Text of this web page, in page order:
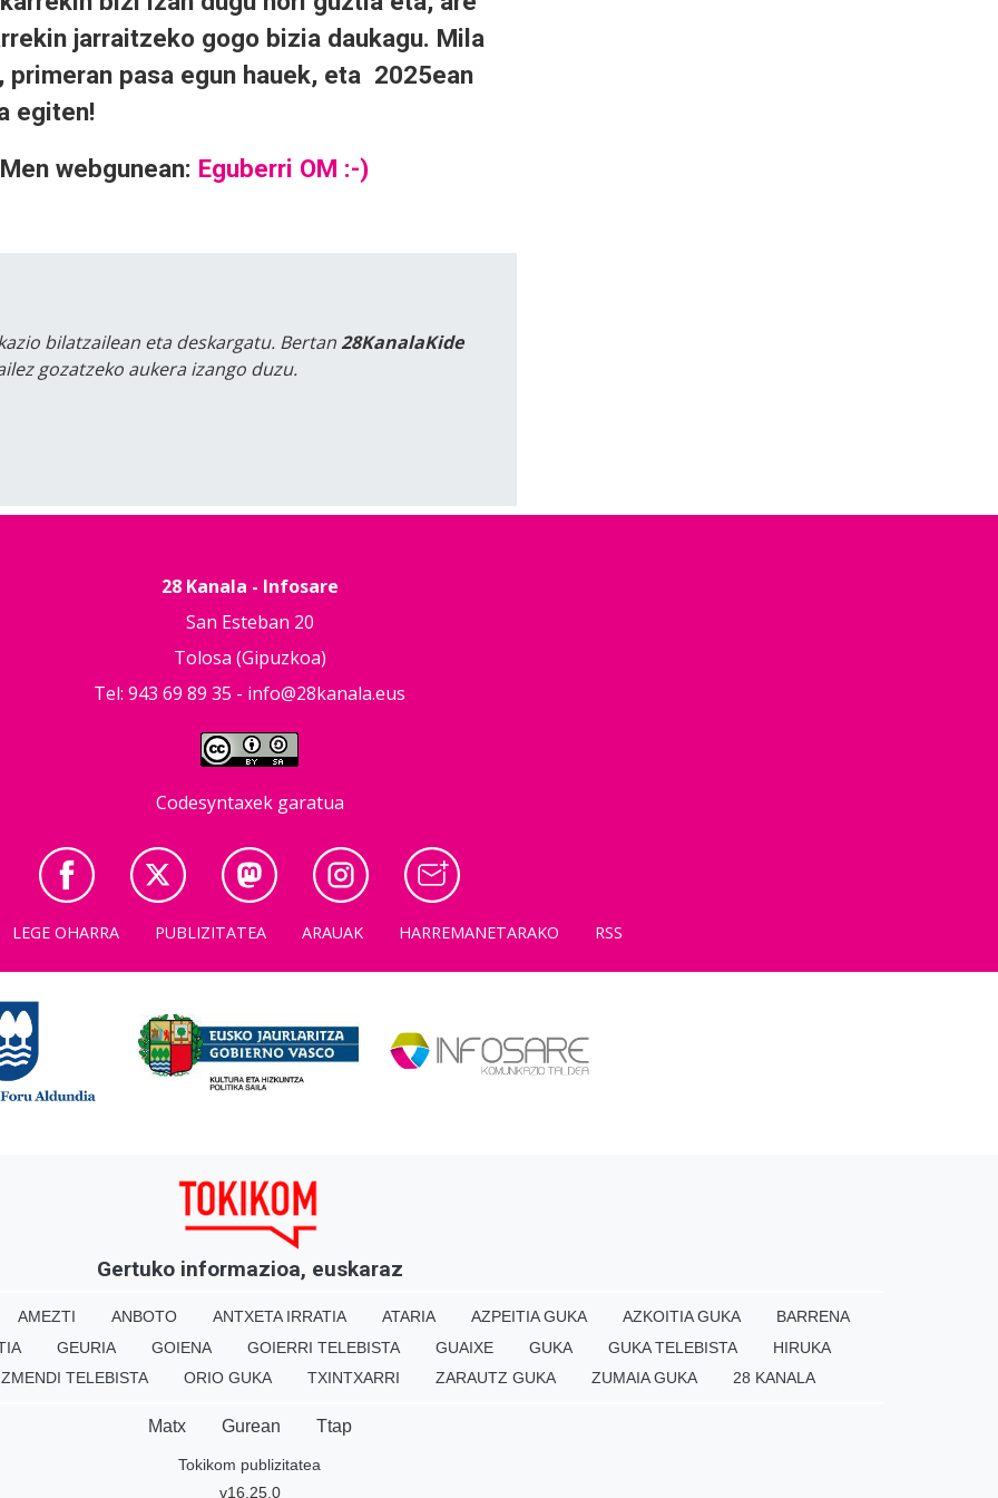
jarraitzeko gogo bizia daukagu. Mila
pasa egun hauek, eta 2025ean
egiten!
webgunean: Eguberri OM :-)
bilatzailean eta deskargatu. Bertan28KanalaKide
gozatzeko aukera izango duzu.
28 Kanala - Infosare
San Esteban 20
Tolosa (Gipuzkoa)
Tel: 943 69 89 35 - info@28kanala.eus
Codesyntaxek garatua
LEGE OHARRA PUBLIZITATEA ARAUAK HARREMANETARAKO RSS
Gertuko informazioa, euskaraz
AMEZTI ANBOTO ANTXETA IRRATIA ATARIA AZPEITIA GUKA AZKOITIA GUKA
BARRENA
GEURIA GOIENA GOIERRI TELEBISTA GUAIXE GUKA GUKA TELEBISTA
HIRUKA
TELEBISTA ORIO GUKA TXINTXARRI ZARAUTZ GUKA ZUMAIA GUKA 28 KANALA
Matx Gurean Ttap
Tokikom publizitatea
v16.25.0